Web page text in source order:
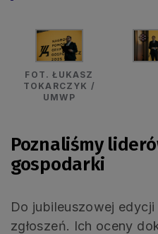
FOT. ŁUKASZ
TOKARCZYK /
UMWP
Poznaliśmy
gospodarki
Do jubileuszowej edycji
zgłoszeń. Ich oceny